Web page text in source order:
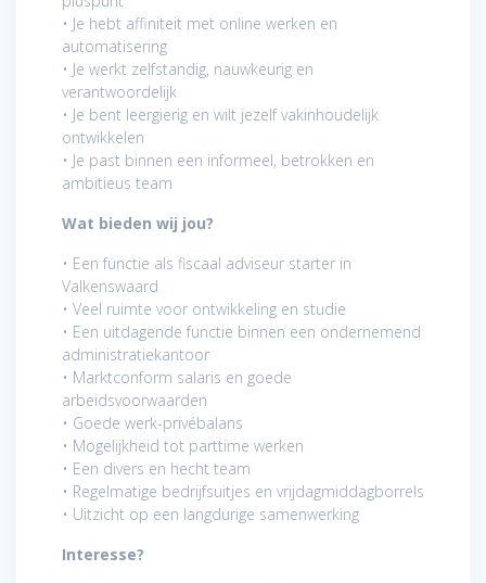
• Je hebt affiniteit met online werken en
automatisering
• Je werkt zelfstandig, nauwkeurig en
verantwoordelijk
• Je bent leergierig en wilt jezelf vakinhoudelijk
ontwikkelen
• Je past binnen een informeel, betrokken en
ambitieus team
Wat bieden wij jou?
• Een functie als fiscaal adviseur starter in
Valkenswaard
• Veel ruimte voor ontwikkeling en studie
• Een uitdagende functie binnen een ondernemend
administratiekantoor
• Marktconform salaris en goede
arbeidsvoorwaarden
• Goede werk-privébalans
• Mogelijkheid tot parttime werken
• Een divers en hecht team
• Regelmatige bedrijfsuitjes en vrijdagmiddagborrels
• Uitzicht op een langdurige samenwerking
Interesse?